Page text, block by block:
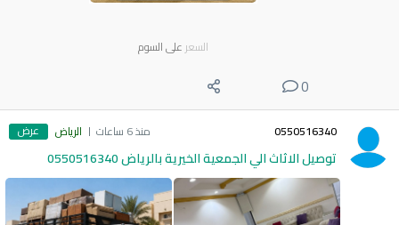
السعر على السوم
0
0550516340 منذ 6 ساعات الرياض عرض
توصيل الاثاث الي الجمعية الخيرية بالرياض 0550516340